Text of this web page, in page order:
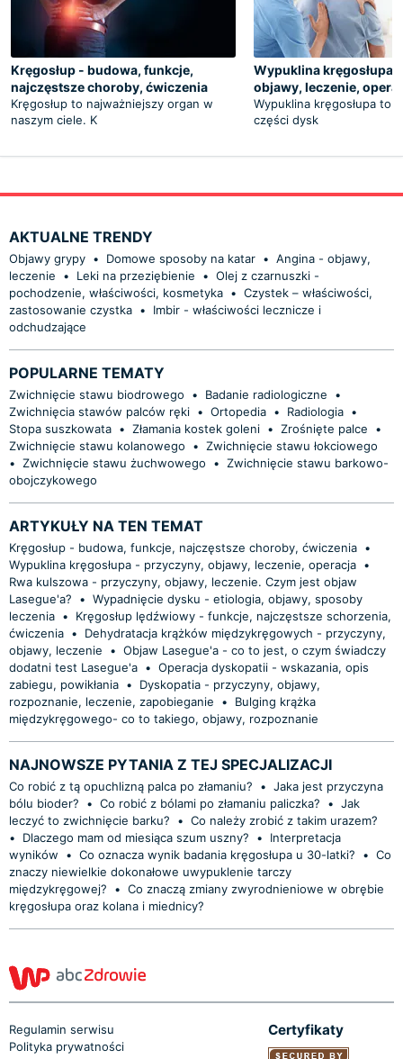
Kręgosłup - budowa, funkcje,
najczęstsze choroby, ćwiczenia
Kręgosłup to najważniejszy organ w
naszym ciele. K
Wypuklina kręgosłupa
objawy, leczenie,
Wypuklina kręgosłupa to
części dysk
AKTUALNE TRENDY
Objawy grypy • Domowe sposoby na katar • Angina - objawy,
leczenie
• Leki na przeziębienie • Olej z czarnuszki -
pochodzenie, właściwości, kosmetyka • Czystek – właściwości,
zastosowanie czystka •
Imbir - właściwości lecznicze i
odchudzające
POPULARNE TEMATY
Zwichnięcie stawu biodrowego • Badanie radiologiczne
•
Zwichnięcia stawów palców ręki • Ortopedia • Radiologia •
Stopa suszkowata • Złamania kostek goleni • Zrośnięte palce
•
Zwichnięcie stawu kolanowego
• Zwichnięcie stawu łokciowego
• Zwichnięcie stawu żuchwowego • Zwichnięcie stawu barkowo-
obojczykowego
ARTYKUŁY NA TEN TEMAT
Kręgosłup - budowa, funkcje, najczęstsze choroby, ćwiczenia •
Wypuklina kręgosłupa - przyczyny, objawy, leczenie, operacja •
Rwa kulszowa - przyczyny, objawy, leczenie. Czym jest objaw
Lasegue'a?
• Wypadnięcie dysku - etiologia, objawy, sposoby
leczenia •
Kręgosłup lędźwiowy - funkcje, najczęstsze schorzenia,
ćwiczenia •
Dehydratacja krążków międzykręgowych - przyczyny,
objawy, leczenie
• Objaw Lasegue'a - co to jest, o czym świadczy
dodatni test Lasegue'a • Operacja dyskopatii - wskazania, opis
zabiegu, powikłania •
Dyskopatia - przyczyny, objawy,
rozpoznanie, leczenie, zapobieganie
•
Bulging krążka
międzykręgowego- co to takiego, objawy, rozpoznanie
NAJNOWSZE PYTANIA Z TEJ SPECJALIZACJI
Co robić z tą opuchlizną palca po złamaniu? • Jaka jest przyczyna
bólu bioder?
• Co robić z bólami po złamaniu paliczka? • Jak
leczyć to zwichnięcie barku?
• Co należy zrobić z takim urazem?
•
Dlaczego mam od miesiąca szum uszny? •
Interpretacja
wyników
• Co oznacza wynik badania kręgosłupa u 30-latki? • Co
znaczy niewielkie dokonałowe uwypuklenie tarczy
międzykręgowej?
• Co znaczą zmiany zwyrodnieniowe w obrębie
kręgosłupa oraz kolana i miednicy?
Regulamin serwisu
Polityka prywatności
Certyfikaty